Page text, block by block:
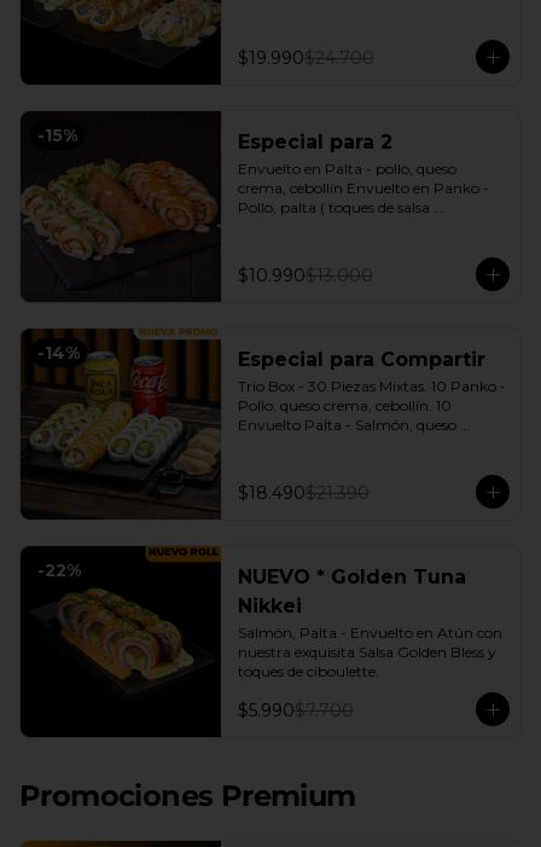
$19.990$24.700
-15% Especial para 2
Envuelto en Palta - pollo, queso
crema, cebollín Envuelto en Panko -
Pollo, palta ( toques de salsa
2 Salsa soya
$10.990$13.000
-14% Especial para Compartir
Trio Box - 30 Piezas Mixtas. 10 Panko -
Pollo, queso crema, cebollín. 10
Envuelto Palta - Salmón, queso
2 Bebidas Elección | 3 Salsas a Elección
Soya o Agridulce Bless.
$18.490$21.390
-22%
NUEVO * Golden Tuna
Nikkei
Salmón, Palta - Envuelto en Atún con
nuestra exquisita Salsa Golden Bless y
toques de ciboulette.
$5.990$7.700
Promociones Premium